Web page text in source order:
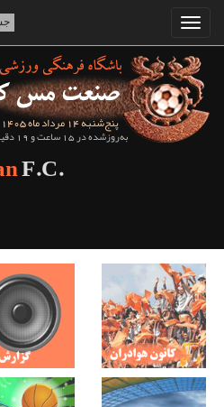
پنج‌شنبه 14 مرداد ماه 1405
به‌روزشده در 15 ساعت و 19 دقیقه قبل
F.C.